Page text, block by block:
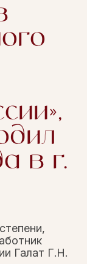
в г.
Галат Г.Н.